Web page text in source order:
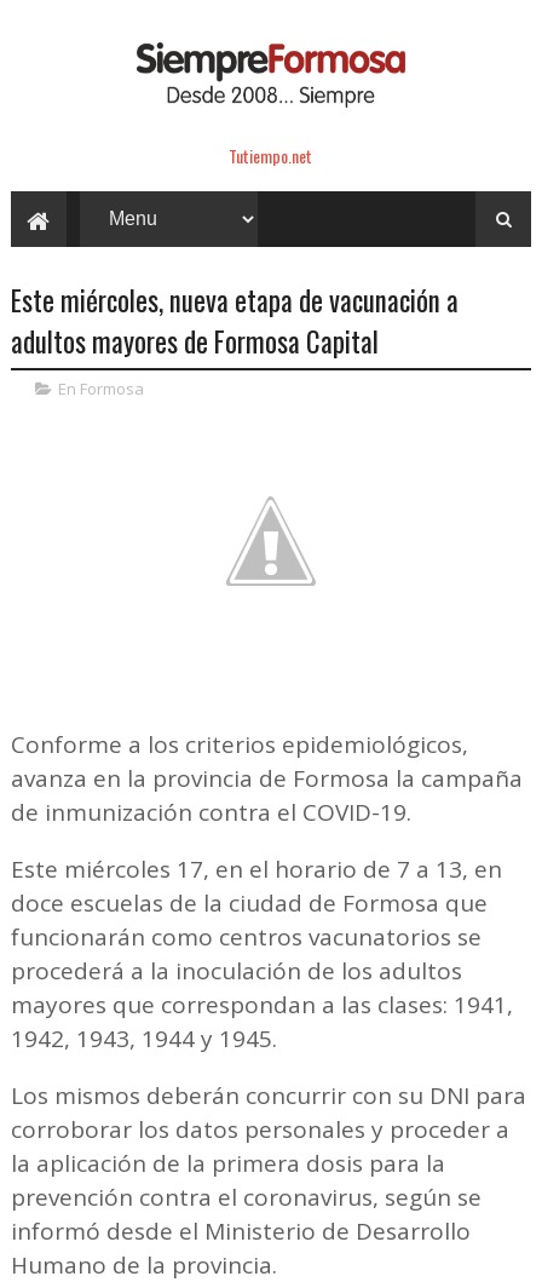
Tutiempo.net
Este miércoles, nueva etapa de vacunación a
adultos mayores de Formosa Capital
En Formosa
Conforme a los criterios epidemiológicos,
avanza en la provincia de Formosa la campaña
de inmunización contra el COVID-19.
Este miércoles 17, en el horario de 7 a 13, en
doce escuelas de la ciudad de Formosa que
funcionarán como centros vacunatorios se
procederá a la inoculación de los adultos
mayores que correspondan a las clases: 1941,
1942, 1943, 1944 y 1945.
Los mismos deberán concurrir con su DNI para
corroborar los datos personales y proceder a
la aplicación de la primera dosis para la
prevención contra el coronavirus, según se
informó desde el Ministerio de Desarrollo
Humano de la provincia.